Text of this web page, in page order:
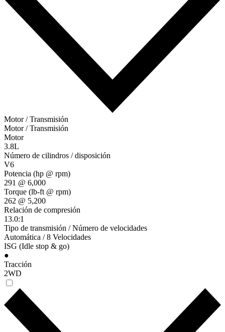
Motor / Transmisión
Motor / Transmisión
Motor
3.8L
Número de cilindros / disposición
V6
Potencia (hp @ rpm)
291 @ 6,000
Torque (lb-ft @ rpm)
262 @ 5,200
Relación de compresión
13.0:1
Tipo de transmisión / Número de velocidades
Automática / 8 Velocidades
ISG (Idle stop & go)
●
Tracción
2WD